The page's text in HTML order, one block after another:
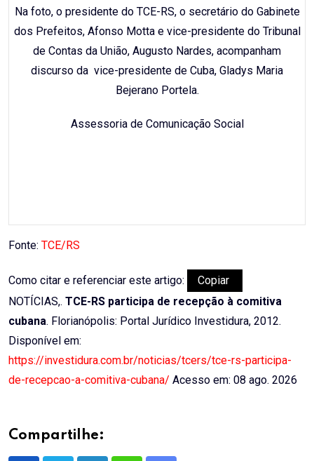
Na foto, o presidente do TCE-RS, o secretário do Gabinete
dos Prefeitos, Afonso Motta e vice-presidente do Tribunal
de Contas da União, Augusto Nardes, acompanham
discurso da vice-presidente de Cuba, Gladys Maria
Bejerano Portela.
Assessoria de Comunicação Social
Fonte: TCE/RS
Como citar e referenciar este artigo:
Copiar
NOTÍCIAS,. TCE-RS participa de recepção à comitiva
cubana. Florianópolis: Portal Jurídico Investidura, 2012.
Disponível em:
https://investidura.com.br/noticias/tcers/tce-rs-participa-
de-recepcao-a-comitiva-cubana/ Acesso em: 08 ago. 2026
Compartilhe: